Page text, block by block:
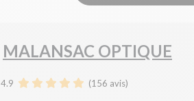
MALANSAC OPTIQUE
4.9 (156 avis)